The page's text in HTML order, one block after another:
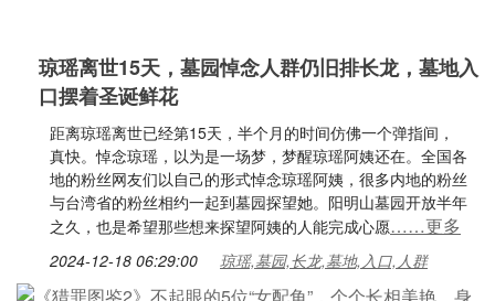
琼瑶离世15天，墓园悼念人群仍旧排长龙，墓地入
口摆着圣诞鲜花
距离琼瑶离世已经第15天，半个月的时间仿佛一个弹指间，
真快。悼念琼瑶，以为是一场梦，梦醒琼瑶阿姨还在。全国各
地的粉丝网友们以自己的形式悼念琼瑶阿姨，很多内地的粉丝
与台湾省的粉丝相约一起到墓园探望她。阳明山墓园开放半年
之久，也是希望那些想来探望阿姨的人能完成心愿……更多
2024-12-18 06:29:00 琼瑶,墓园,长龙,墓地,入口,人群